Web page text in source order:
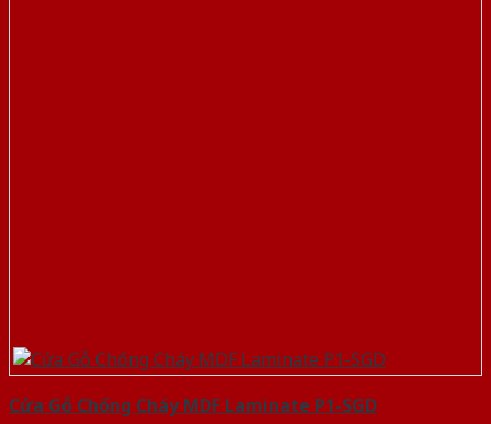
Cửa Gỗ Chống Cháy MDF Laminate P1-SGD